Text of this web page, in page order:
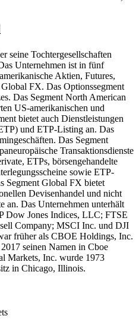
seine Tochtergesellschaften
Unternehmen ist in fünf
Aktien, Futures,
FX. Das Optionssegment
Das Segment North American
US-amerikanischen und
bietet auch Dienstleistungen
und ETP-Listing an. Das
Das Segment
Transaktionsdienste
ETPs, börsengehandelte
sowie ETP-
Segment Global FX bietet
Devisenhandel und nicht
an. Das Unternehmen unterhält
Dow Jones Indices, LLC; FTSE
Company; MSCI Inc. und DJI
früher als CBOE Holdings, Inc.
seinen Namen in Cboe
Markets, Inc. wurde 1973
in Chicago, Illinois.